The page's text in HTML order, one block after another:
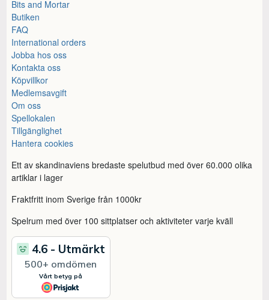
Bits and Mortar
Butiken
FAQ
International orders
Jobba hos oss
Kontakta oss
Köpvillkor
Medlemsavgift
Om oss
Spellokalen
Tillgänglighet
Hantera cookies
Ett av skandinaviens bredaste spelutbud med över 60.000 olika
artiklar i lager
Fraktfritt inom Sverige från 1000kr
Spelrum med över 100 sittplatser och aktiviteter varje kväll